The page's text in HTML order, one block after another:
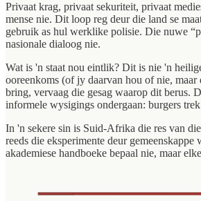
Privaat krag, privaat sekuriteit, privaat
mense nie. Dit loop reg deur die land se
gebruik as hul werklike polisie. Die nuwe
nasionale dialoog nie.
Wat is 'n staat nou eintlik? Dit is nie 'n
ooreenkoms (of jy daarvan hou of nie,
bring, vervaag die gesag waarop dit berus.
informele wysigings ondergaan: burgers
In 'n sekere sin is Suid-Afrika die res van
reeds die eksperimente deur
akademiese handboeke bepaal nie, maar